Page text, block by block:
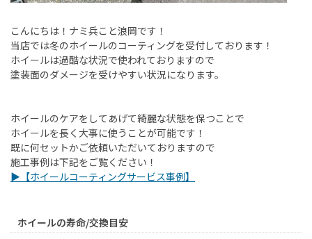
こんにちは！ナミ兵こと浪岡です！
当店では冬のホイールのコーティングを受付しております！
ホイールは過酷な状況で使われておりますので
塗装面のダメージを受けやすい状況になります。
ホイールのケアをしてあげて綺麗な状態を保つことで
ホイールを長く大事に使うことが可能です！
既に何セットかご依頼いただいておりますので
施工事例は下記をご覧ください！
▶【ホイールコーティングサービス事例】
ホイールの寿命/交換目安